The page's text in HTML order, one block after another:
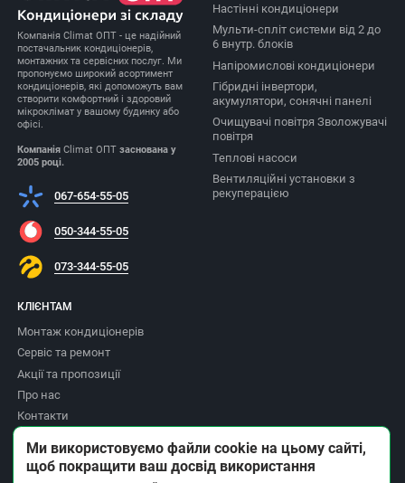
Компанія Climat ОПТ - це надійний
постачальник кондиціонерів,
монтажних та сервісних послуг. Ми
пропонуємо широкий асортимент
кондиціонерів, які допоможуть вам
створити комфортний і здоровий
мікроклімат у вашому будинку або
офісі.
Компанія Climat ОПТзаснована у
2005 році.
067-654-55-05
050-344-55-05
073-344-55-05
Настінні кондиціонери
Мульти-спліт системи від 2 до
6 внутр. блоків
Напіромислові кондиціонери
Гібридні інвертори,
акумулятори, сонячні панелі
Очищувачі повітря Зволожувачі
повітря
Теплові насоси
Вентиляційні установки з
рекуперацією
КЛІЄНТАМ
Монтаж кондиціонерів
Сервіс та ремонт
Акції та пропозиції
Про нас
Контакти
Повернення товару
Ми використовуємо файли cookie на цьому сайті,
щоб покращити ваш досвід використання